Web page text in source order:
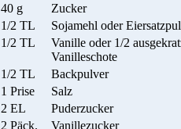
40 g
Zucker
1/2 TL
Sojamehl oder
1/2 TL
Vanille oder 1/2
Vanilleschote
1/2 TL
Backpulver
1 Prise
Salz
2 EL
Puderzucker
2 Päck.
Vanillezucker